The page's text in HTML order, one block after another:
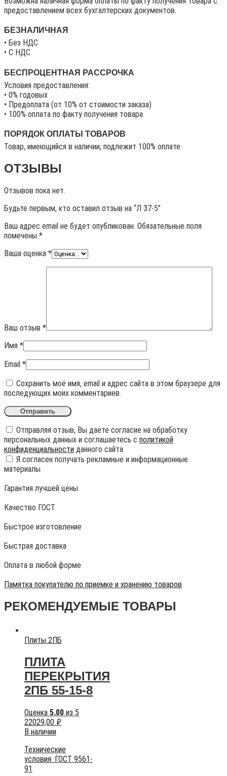
предоставлением всех бухгалтерских документов.
БЕЗНАЛИЧНАЯ
• Без НДС
• C НДС
БЕСПРОЦЕНТНАЯ РАССРОЧКА
Условия предоставления:
• 0% годовых
• Предоплата (от 10% от стоимости заказа)
• 100% оплата по факту получения товара
ПОРЯДОК ОПЛАТЫ ТОВАРОВ
Товар, имеющийся в наличии, подлежит 100% оплате
ОТЗЫВЫ
Отзывов пока нет.
Будьте первым, кто оставил отзыв на “Л 37-5”
Ваш адрес email не будет опубликован. Обязательные поля
помечены *
Ваша оценка *
Ваш отзыв *
Имя *
Email *
Сохранить моё имя, email и адрес сайта в этом браузере для
последующих моих комментариев.
Отправляя отзыв, Вы даете согласие на обработку
персональных данных и соглашаетесь с политикой
конфиденциальности данного сайта
Я согласен получать рекламные и информационные
материалы
Гарантия лучшей цены
Качество ГОСТ
Быстрое изготовление
Быстрая доставка
Оплата в любой форме
Памятка покупателю по приемке и хранению товаров
РЕКОМЕНДУЕМЫЕ ТОВАРЫ
Плиты 2ПБ
ПЛИТА
ПЕРЕКРЫТИЯ
2ПБ 55-15-8
Оценка 5.00 из 5
22029,00 ₽
В наличии
Технические
условия: ГОСТ 9561-
91